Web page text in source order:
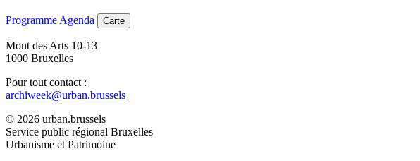
Programme Agenda Carte
Mont des Arts 10-13
1000 Bruxelles
Pour tout contact :
archiweek@urban.brussels
© 2026 urban.brussels
Service public régional Bruxelles
Urbanisme et Patrimoine